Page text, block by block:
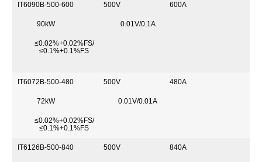
IT6090B-500-600 500V 600A
90kW 0.01V/0.1A
≤0.02%+0.02%FS/
≤0.1%+0.1%FS
IT6072B-500-480 500V 480A
72kW 0.01V/0.01A
≤0.02%+0.02%FS/
≤0.1%+0.1%FS
IT6126B-500-840 500V 840A